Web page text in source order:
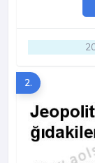
2.